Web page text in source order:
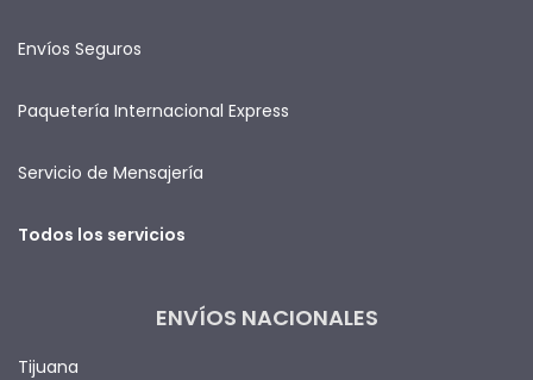
Envíos Seguros
Paquetería Internacional Express
Servicio de Mensajería
Todos los servicios
ENVÍOS NACIONALES
Tijuana